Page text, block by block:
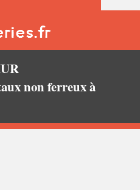
non ferreux à